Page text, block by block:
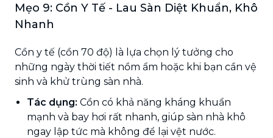
Mẹo 9: Cồn Y Tế - Lau Sàn Diệt Khuẩn, Khô
Nhanh
Cồn y tế (cồn 70 độ) là lựa chọn lý tưởng cho
những ngày thời tiết nồm ẩm hoặc khi bạn cần vệ
sinh và khử trùng sàn nhà.
Tác dụng: Cồn có khả năng kháng khuẩn
mạnh và bay hơi rất nhanh, giúp sàn nhà khô
ngay lập tức mà không để lại vệt nước.